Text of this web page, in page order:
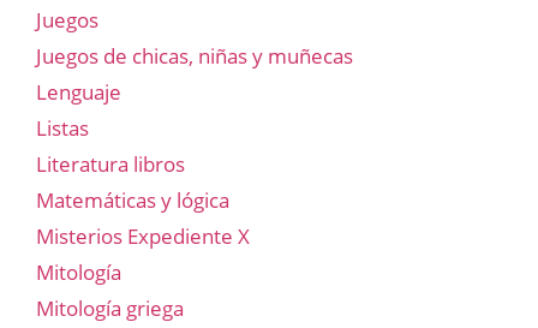
Juegos
Juegos de chicas, niñas y muñecas
Lenguaje
Listas
Literatura libros
Matemáticas y lógica
Misterios Expediente X
Mitología
Mitología griega